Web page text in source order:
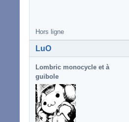
Hors ligne
LuO
Lombric monocycle et à
guibole